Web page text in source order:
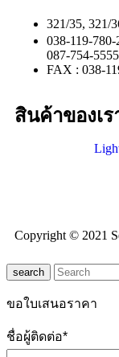
321/35,
038-119-780-
087-754-5555
FAX : 038-
สินค้าของเร
Copyright © 2021
search
ขอใบเสนอราคา
ชื่อผู้ติดต่อ*